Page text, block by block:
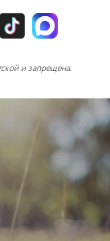
и запрещена.